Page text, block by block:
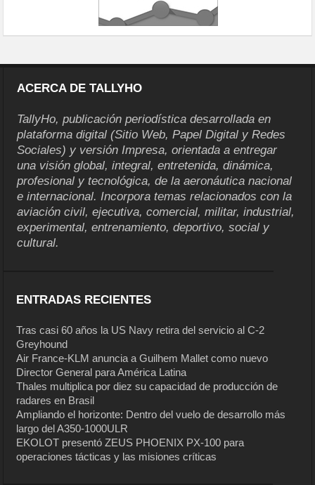
ACERCA DE TALLYHO
TallyHo, publicación periodística desarrollada en
plataforma digital (Sitio Web, Papel Digital y Redes
Sociales) y versión Impresa, orientada a entregar
una visión global, integral, entretenida, dinámica,
profesional y tecnológica, de la aeronáutica nacional
e internacional. Incorpora temas relacionados con la
aviación civil, ejecutiva, comercial, militar, industrial,
experimental, entrenamiento, deportivo, social y
cultural.
ENTRADAS RECIENTES
Tras casi 60 años la US Navy retira del servicio al C-2
Greyhound
Air France-KLM anuncia a Guilhem Mallet como nuevo
Director General para América Latina
Thales multiplica por diez su capacidad de producción de
radares en Brasil
Ampliando el horizonte: Dentro del vuelo de desarrollo más
largo del A350-1000ULR
EKOLOT presentó ZEUS PHOENIX PX-100 para
operaciones tácticas y las misiones críticas